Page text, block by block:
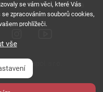
Cookies Kariéra
spol. s r.o.
se vám věci, které Vás
zpracováním souborů cookies,
prohlížeči.
vše